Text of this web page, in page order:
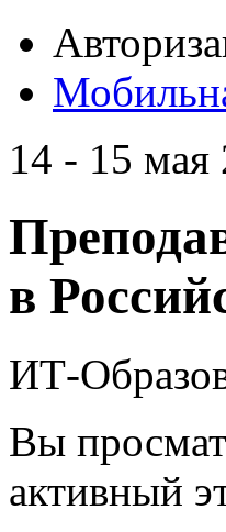
14 - 15 мая
в
ИТ-
Вы
активный